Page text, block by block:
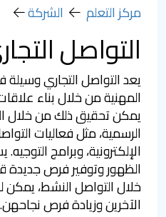
مركز التعلم الشركة
التواصل
يعد التواصل التجاري وسيلة
المهنية من خلال بناء
يمكن تحقيق ذلك من خلال
الرسمية، مثل فعاليات
الإلكترونية، وبرامج
الظهور وتوفير فرص جديدة
خلال التواصل النشط، يمكن
الآخرين وزيادة فرص نجاحهن.